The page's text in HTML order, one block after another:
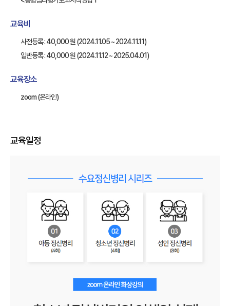
교육비
사전등록 : 40,000 원 (2024.11.05 ~ 2024.11.11)
일반등록 : 40,000 원 (2024.11.12 ~ 2025.04.01)
교육장소
zoom (온라인)
교육일정